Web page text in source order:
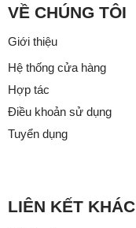
VỀ CHÚNG TÔI
Giới thiệu
Hệ thống cửa hàng
Hợp tác
Điều khoản sử dụng
Tuyển dụng
LIÊN KẾT KHÁC